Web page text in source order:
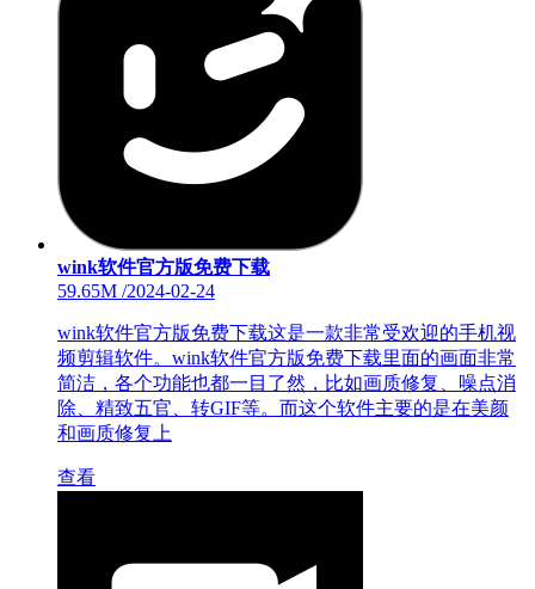
wink软件官方版免费下载
59.65M /2024-02-24
wink软件官方版免费下载这是一款非常受欢迎的手机视
频剪辑软件。wink软件官方版免费下载里面的画面非常
简洁，各个功能也都一目了然，比如画质修复、噪点消
除、精致五官、转GIF等。而这个软件主要的是在美颜
和画质修复上
查看